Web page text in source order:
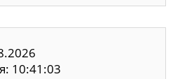
10:41:03